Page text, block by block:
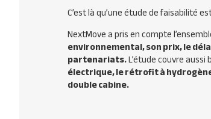
C’est là qu’une étude de faisabilité
NextMove a pris en compte
environnemental, son prix, le
partenariats.L’étude couvre aussi
électrique, le rétrofit à
double cabine.